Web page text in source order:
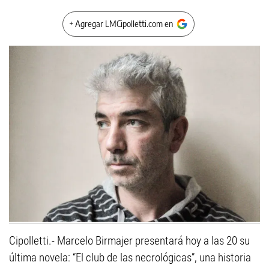
+ Agregar LMCipolletti.com en
Cipolletti.- Marcelo Birmajer presentará hoy a las 20 su
última novela: “El club de las necrológicas”, una historia